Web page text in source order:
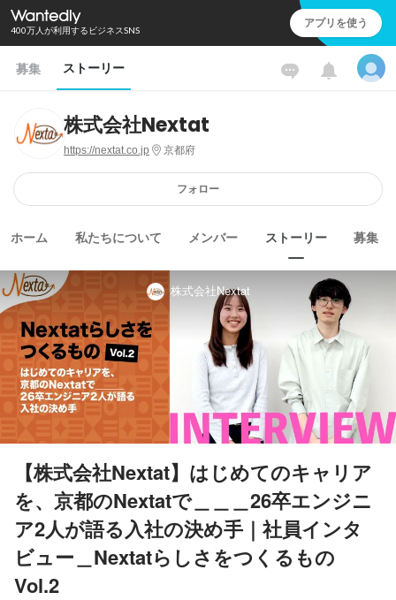
400万人が利用するビジネスSNS アプリを使う
募集 ストーリー
株式会社Nextat
https://nextat.co.jp 京都府
フォロー
ホーム 私たちについて メンバー ストーリー 募集
株式会社Nextat
【株式会社Nextat】はじめてのキャリア
を、京都のNextatで＿＿＿26卒エンジニ
ア2人が語る入社の決め手｜社員インタ
ビュー＿Nextatらしさをつくるもの
Vol.2